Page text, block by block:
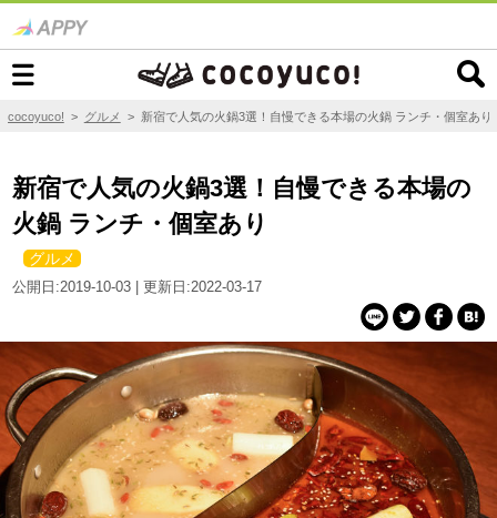
cocoyuco! > グルメ > 新宿で人気の火鍋3選！自慢できる本場の火鍋 ランチ・個室あり
新宿で人気の火鍋3選！自慢できる本場の
火鍋 ランチ・個室あり
グルメ
公開日:2019-10-03 | 更新日:2022-03-17